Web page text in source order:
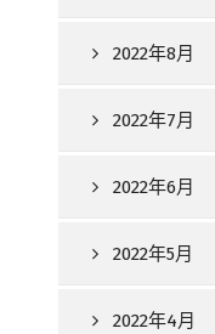
2022年8月
2022年7月
2022年6月
2022年5月
2022年4月